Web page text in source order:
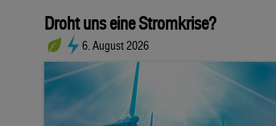
Droht uns eine Stromkrise?
6. August 2026